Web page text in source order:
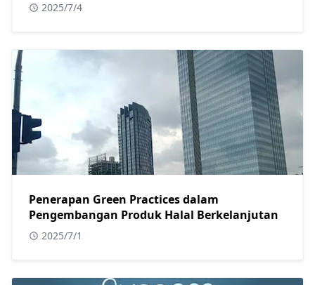
2025/7/4
Penerapan Green Practices dalam
Pengembangan Produk Halal Berkelanjutan
2025/7/1